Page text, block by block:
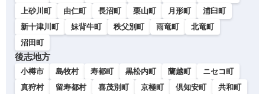
上砂川町
由仁町 長沼町 栗山町 月形町
浦臼町
新十津川町
妹背牛町 秩父別町 雨竜町
北竜町
沼田町
後志地方
小樽市 島牧村 寿都町 黒松内町 蘭越町
ニセコ町
真狩村
留寿都村 喜茂別町 京極町 倶知安町
共和町